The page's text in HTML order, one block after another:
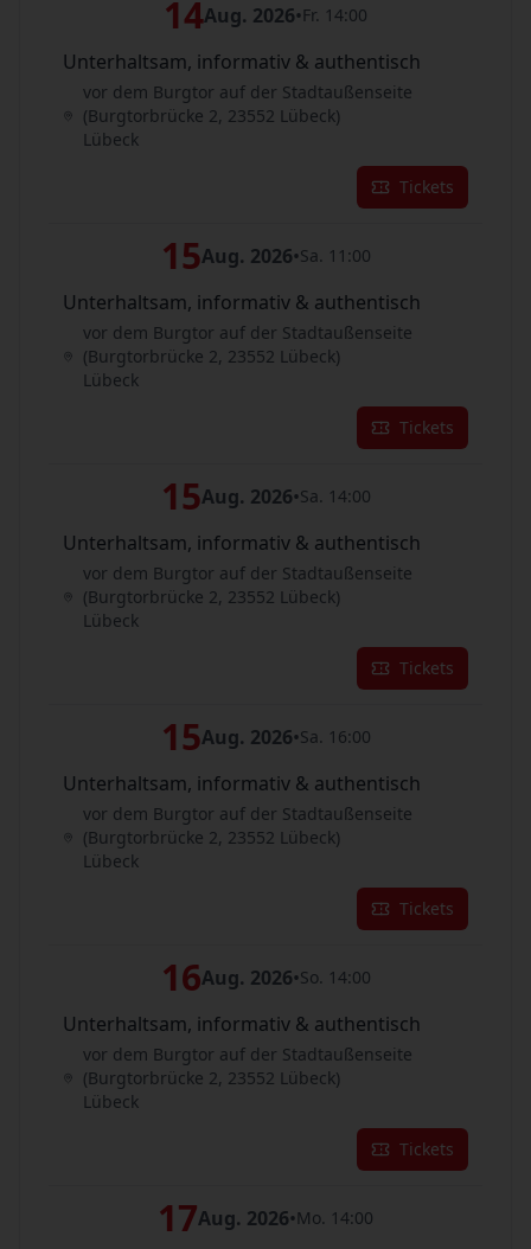
14Aug. 2026•Fr. 14:00
Unterhaltsam, informativ & authentisch
vor dem Burgtor auf der Stadtaußenseite
(Burgtorbrücke 2, 23552 Lübeck)
Lübeck
Tickets
15Aug. 2026•Sa. 11:00
Unterhaltsam, informativ & authentisch
vor dem Burgtor auf der Stadtaußenseite
(Burgtorbrücke 2, 23552 Lübeck)
Lübeck
Tickets
15Aug. 2026•Sa. 14:00
Unterhaltsam, informativ & authentisch
vor dem Burgtor auf der Stadtaußenseite
(Burgtorbrücke 2, 23552 Lübeck)
Lübeck
Tickets
15Aug. 2026•Sa. 16:00
Unterhaltsam, informativ & authentisch
vor dem Burgtor auf der Stadtaußenseite
(Burgtorbrücke 2, 23552 Lübeck)
Lübeck
Tickets
16Aug. 2026•So. 14:00
Unterhaltsam, informativ & authentisch
vor dem Burgtor auf der Stadtaußenseite
(Burgtorbrücke 2, 23552 Lübeck)
Lübeck
Tickets
17Aug. 2026•Mo. 14:00